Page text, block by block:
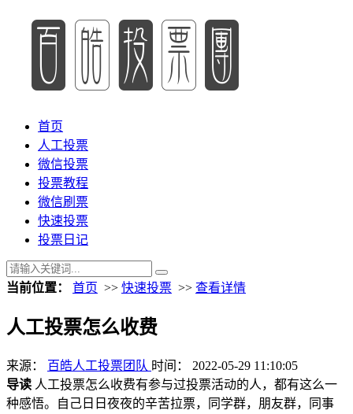
首页
人工投票
微信投票
投票教程
微信刷票
快速投票
投票日记
当前位置： 首页 >> 快速投票 >> 查看详情
人工投票怎么收费
来源： 百皓人工投票团队 时间： 2022-05-29 11:10:05
导读 人工投票怎么收费有参与过投票活动的人，都有这么一
种感悟。自己日日夜夜的辛苦拉票，同学群，朋友群，同事